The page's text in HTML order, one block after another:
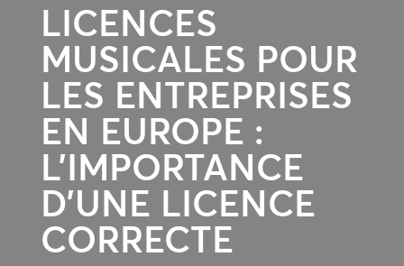
LICENCES
MUSICALES POUR
LES ENTREPRISES
EN EUROPE :
L’IMPORTANCE
D’UNE LICENCE
CORRECTE